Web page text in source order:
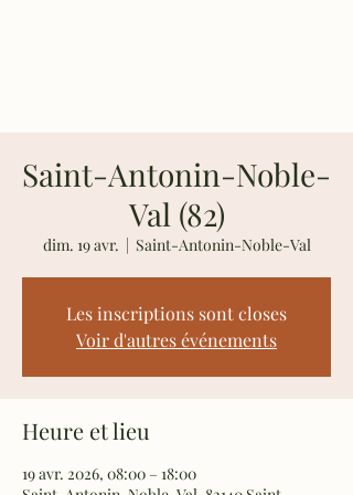
Saint-Antonin-Noble-
Val (82)
dim. 19 avr.
  |
Saint-Antonin-Noble-Val
Les inscriptions sont closes
Voir d'autres événements
Heure et lieu
19 avr. 2026, 08:00 – 18:00